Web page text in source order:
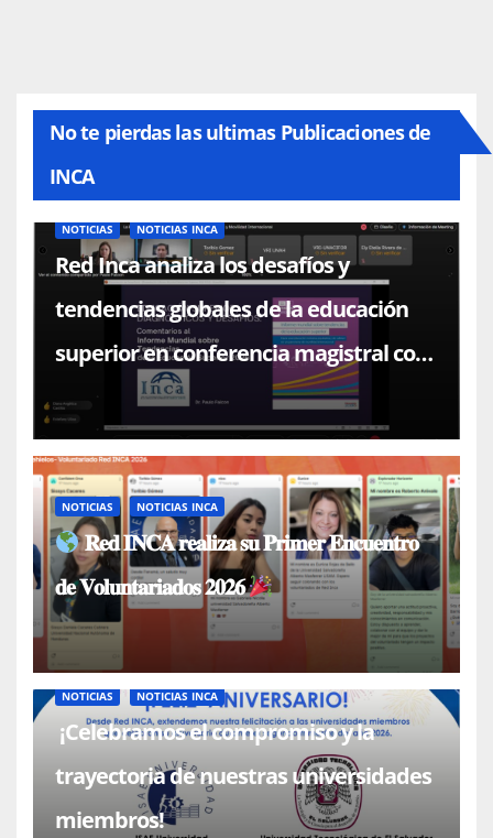
No te pierdas las ultimas Publicaciones de
INCA
NOTICIAS NOTICIAS INCA
Red Inca analiza los desafíos y
tendencias globales de la educación
superior en conferencia magistral con
el Dr. Paulo Falcón
NOTICIAS NOTICIAS INCA
𝐑𝐞𝐝 𝐈𝐍𝐂𝐀 𝐫𝐞𝐚𝐥𝐢𝐳𝐚 𝐬𝐮 𝐏𝐫𝐢𝐦𝐞𝐫 𝐄𝐧𝐜𝐮𝐞𝐧𝐭𝐫𝐨
𝐝𝐞 𝐕𝐨𝐥𝐮𝐧𝐭𝐚𝐫𝐢𝐚𝐝𝐨𝐬 𝟐𝟎𝟐𝟔
NOTICIAS NOTICIAS INCA
¡Celebramos el compromiso y la
trayectoria de nuestras universidades
miembros!